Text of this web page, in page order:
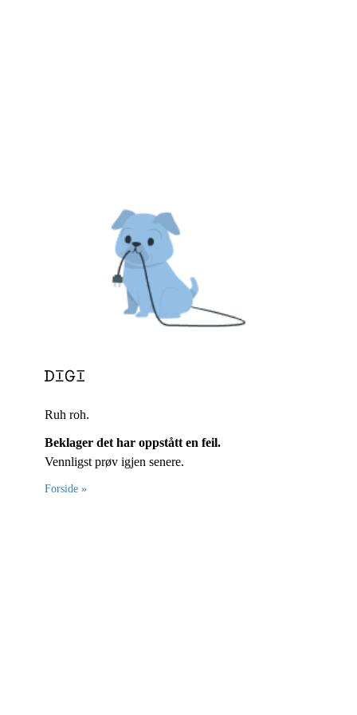
Ruh roh.
Beklager det har oppstått en feil.
Vennligst prøv igjen senere.
Forside »